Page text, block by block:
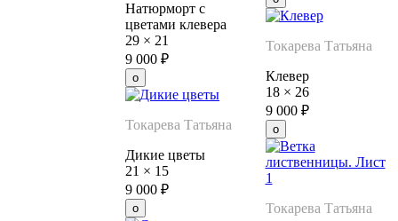
Натюрморт с
цветами клевера
29 × 21
9 000 ₽
Токарева Татьяна
Дикие цветы
21 × 15
9 000 ₽
Токарева Татьяна
Клевер
18× 26
9 000 ₽
Токарева Татьяна